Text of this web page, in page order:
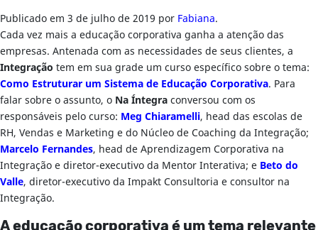
Publicado em 3 de julho de 2019 por Fabiana.
Cada vez mais a educação corporativa ganha a atenção das
empresas. Antenada com as necessidades de seus clientes, a
Integração tem em sua grade um curso específico sobre o tema:
Como Estruturar um Sistema de Educação Corporativa. Para
falar sobre o assunto, o Na Íntegraconversou com os
responsáveis pelo curso: Meg Chiaramelli, head das escolas de
RH, Vendas e Marketing e do Núcleo de Coaching da Integração;
Marcelo Fernandes, head de Aprendizagem Corporativa na
Integração e diretor-executivo da Mentor Interativa; e Beto do
Valle, diretor-executivo da Impakt Consultoria e consultor na
Integração.
A educação corporativa é um tema relevante